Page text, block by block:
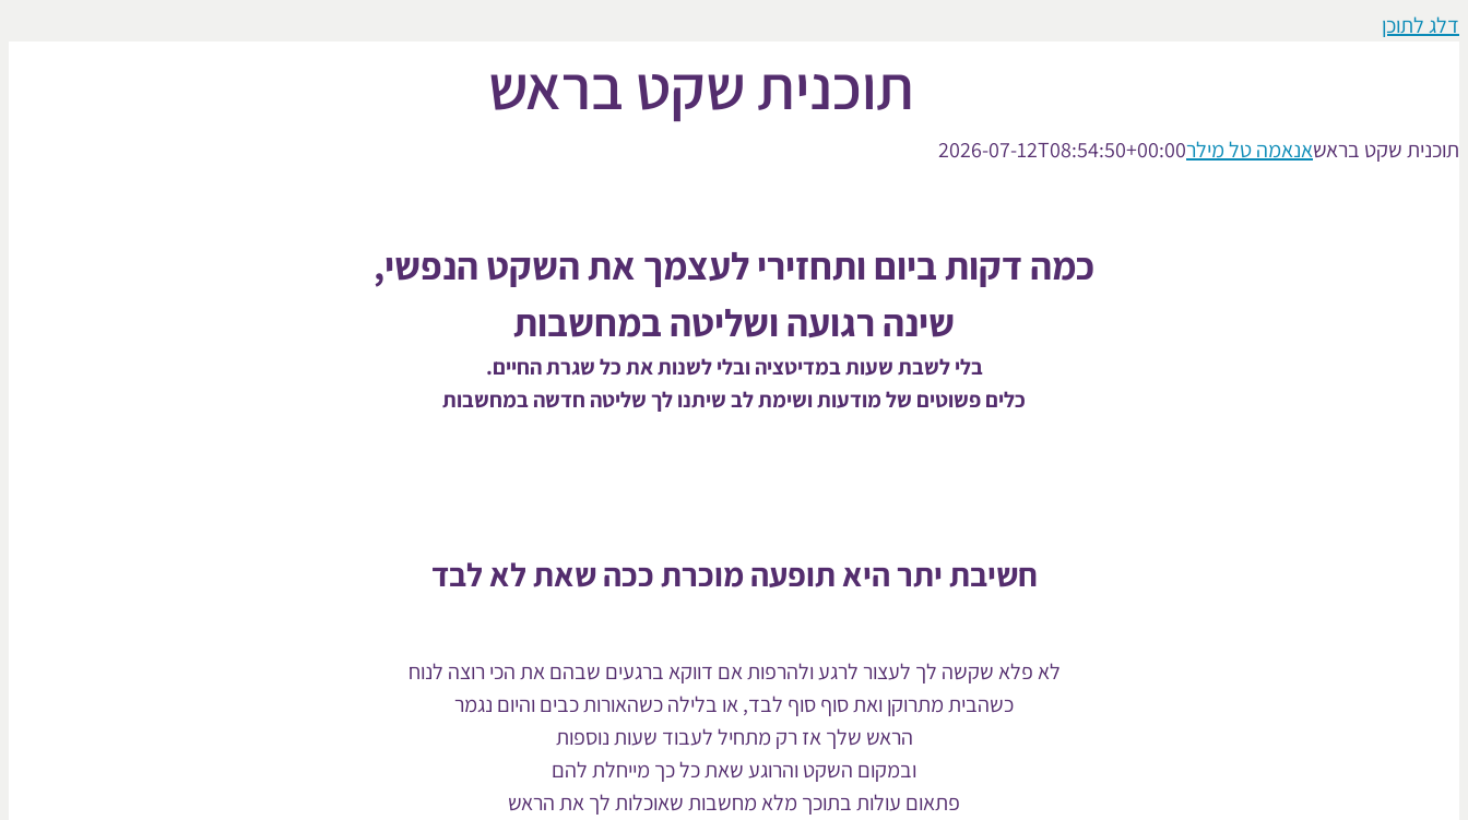
דלג לתוכן
תוכנית שקט בראש
תוכנית שקט בראשאנאמה טל מילר2026-07-12T08:54:50+00:00
כמה דקות ביום ותחזירי לעצמך את השקט הנפשי,
שינה רגועה ושליטה במחשבות
בלי לשבת שעות במדיטציה ובלי לשנות את כל שגרת החיים.
כלים פשוטים של מודעות ושימת לב שיתנו לך שליטה חדשה במחשבות
חשיבת יתר היא תופעה מוכרת ככה שאת לא לבד
לא פלא שקשה לך לעצור לרגע ולהרפות אם דווקא ברגעים שבהם את הכי רוצה לנוח
כשהבית מתרוקן ואת סוף סוף לבד, או בלילה כשהאורות כבים והיום נגמר
הראש שלך אז רק מתחיל לעבוד שעות נוספות
ובמקום השקט והרוגע שאת כל כך מייחלת להם
פתאום עולות בתוכך מלא מחשבות שאוכלות לך את הראש